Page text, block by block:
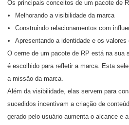
Os principais conceitos de um pacote de
Melhorando a visibilidade da marca
Construindo relacionamentos com
Apresentando a identidade e os valores
O cerne de um pacote de RP está na sua
é escolhido para refletir a marca. Esta
a missão da marca.
Além da visibilidade, elas servem para
sucedidos incentivam a criação de
gerado pelo usuário aumenta o alcance e